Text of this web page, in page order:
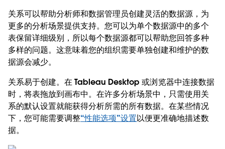
关系可以帮助分析师和数据管理员创建灵活的数据源，为
更多的分析场景提供支持。您可以为单个数据源中的多个
表保留详细级别，所以每个数据源都可以帮助您回答多种
多样的问题。这意味着您的组织需要单独创建和维护的数
据源会减少。
关系易于创建。在 Tableau Desktop 或浏览器中连接数据
时，将表拖放到画布中。在许多分析场景中，只需使用关
系的默认设置就能获得分析所需的所有数据。在某些情况
下，您可能需要调整“性能选项”设置以便更准确地描述数
据。